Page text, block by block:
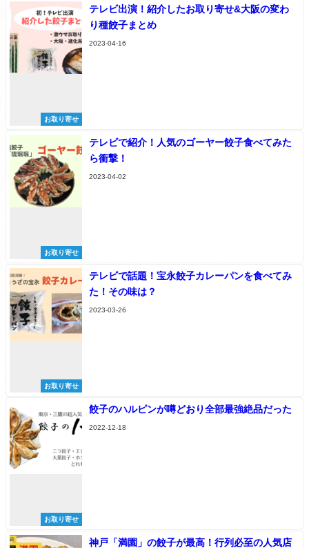
お取り寄せ
テレビ出演！紹介したお取り寄せ&大阪の変わ
り種餃子まとめ
2023-04-16
お取り寄せ
テレビで紹介！人気のゴーヤー餃子食べてみた
ら衝撃！
2023-04-02
お取り寄せ
テレビで話題！宝永餃子カレーパンを食べてみ
た！その味は？
2023-03-26
お取り寄せ
餃子のハルピンが噂どおり全部最強絶品だった
2022-12-18
神戸「満園」の餃子が最高！行列必至の人気店